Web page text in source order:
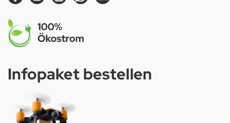
Infopaket bestellen